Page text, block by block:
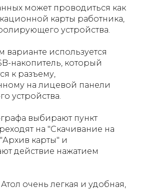
может проводиться как
карты работника,
устройства.
варианте используется
накопитель, который
к разъему,
на лицевой панели
устройства.
выбирают пункт
на "Скачивание на
карты" и
действие нажатием
очень легкая и удобная,